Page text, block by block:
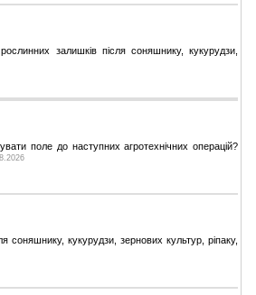
залишків після соняшнику, кукурудзи,
поле до наступних агротехнічних операцій?
кукурудзи, зернових культур, ріпаку,